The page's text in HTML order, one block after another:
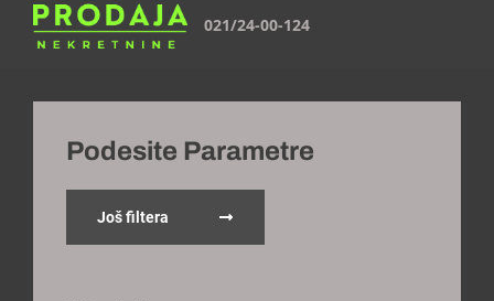
021/24-00-124
Podesite Parametre
Još filtera